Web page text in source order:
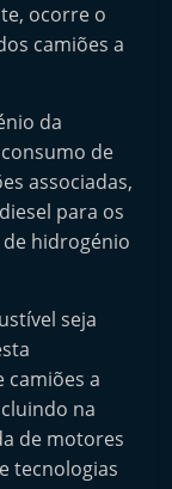
ocorre o
camiões a
da
de
associadas,
para os
hidrogénio
seja
camiões a
na
de motores
tecnologias